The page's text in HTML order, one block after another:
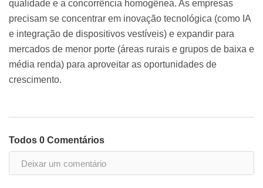
qualidade e a concorrência homogênea. As empresas
precisam se concentrar em inovação tecnológica (como IA
e integração de dispositivos vestíveis) e expandir para
mercados de menor porte (áreas rurais e grupos de baixa e
média renda) para aproveitar as oportunidades de
crescimento.
Todos 0 Comentários